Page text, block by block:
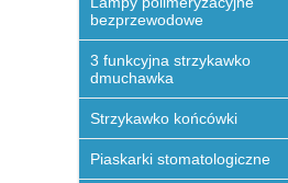
bezprzewodowe
3 funkcyjna strzykawko
dmuchawka
Strzykawko końcówki
Piaskarki stomatologiczne